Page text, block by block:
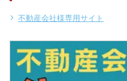
不動産会社様専用サイト